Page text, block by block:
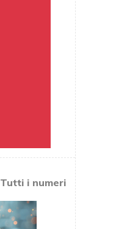
Tutti i numeri